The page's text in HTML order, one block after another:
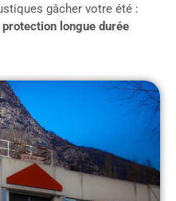
gâcher votre été :
protection longue durée